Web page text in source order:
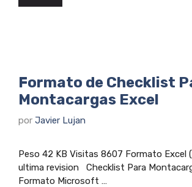
Formato de Checklist
Montacargas Excel
por Javier Lujan
Peso 42 KB Visitas 8607 Formato Excel
ultima revision Checklist Para
Formato Microsoft …